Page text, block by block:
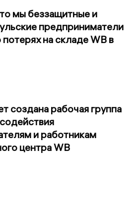
мы беззащитные и
предприниматели
потерях на складе WB в
создана рабочая группа
и работникам
центра WB